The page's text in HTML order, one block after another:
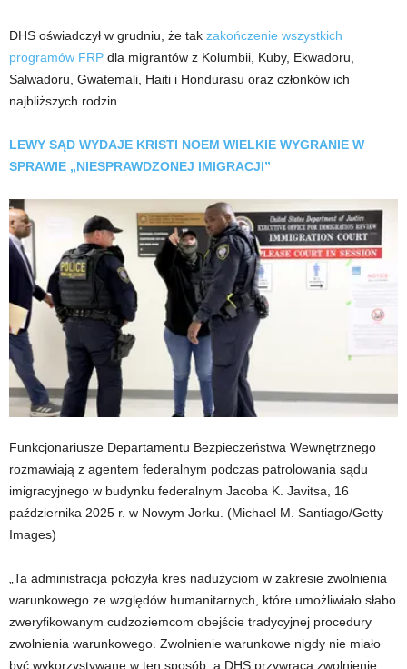
DHS oświadczył w grudniu, że tak zakończenie wszystkich
programów FRP dla migrantów z Kolumbii, Kuby, Ekwadoru,
Salwadoru, Gwatemali, Haiti i Hondurasu oraz członków ich
najbliższych rodzin.
LEWY SĄD WYDAJE KRISTI NOEM WIELKIE WYGRANIE W
SPRAWIE „NIESPRAWDZONEJ IMIGRACJI”
Funkcjonariusze Departamentu Bezpieczeństwa Wewnętrznego
rozmawiają z agentem federalnym podczas patrolowania sądu
imigracyjnego w budynku federalnym Jacoba K. Javitsa, 16
października 2025 r. w Nowym Jorku. (Michael M. Santiago/Getty
Images)
„Ta administracja położyła kres nadużyciom w zakresie zwolnienia
warunkowego ze względów humanitarnych, które umożliwiało słabo
zweryfikowanym cudzoziemcom obejście tradycyjnej procedury
zwolnienia warunkowego. Zwolnienie warunkowe nigdy nie miało
być wykorzystywane w ten sposób, a DHS przywraca zwolnienie